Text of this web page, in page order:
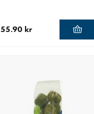
55.90 kr